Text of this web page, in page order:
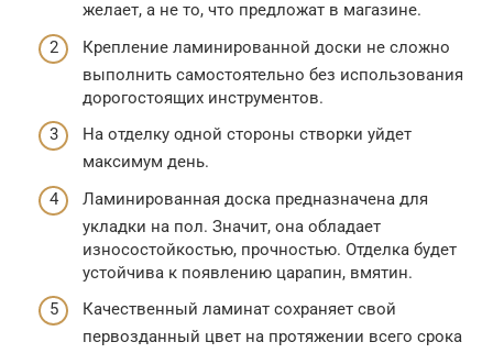
желает, а не то, что предложат в магазине.
Крепление ламинированной доски не сложно
выполнить самостоятельно без использования
дорогостоящих инструментов.
На отделку одной стороны створки уйдет
максимум день.
Ламинированная доска предназначена для
укладки на пол. Значит, она обладает
износостойкостью, прочностью. Отделка будет
устойчива к появлению царапин, вмятин.
Качественный ламинат сохраняет свой
первозданный цвет на протяжении всего срока